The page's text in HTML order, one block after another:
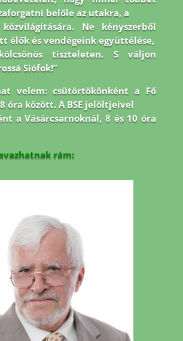
belőle az utakra, a
Ne kényszerből
élők és vendégeink együttélése,
tiszteleten. S váljon
Siófok!”
velem: csütörtökönként a Fő
óra között. A BSE jelöltjeivel
a Vásárcsarnoknál, 8 és 10 óra
rám: